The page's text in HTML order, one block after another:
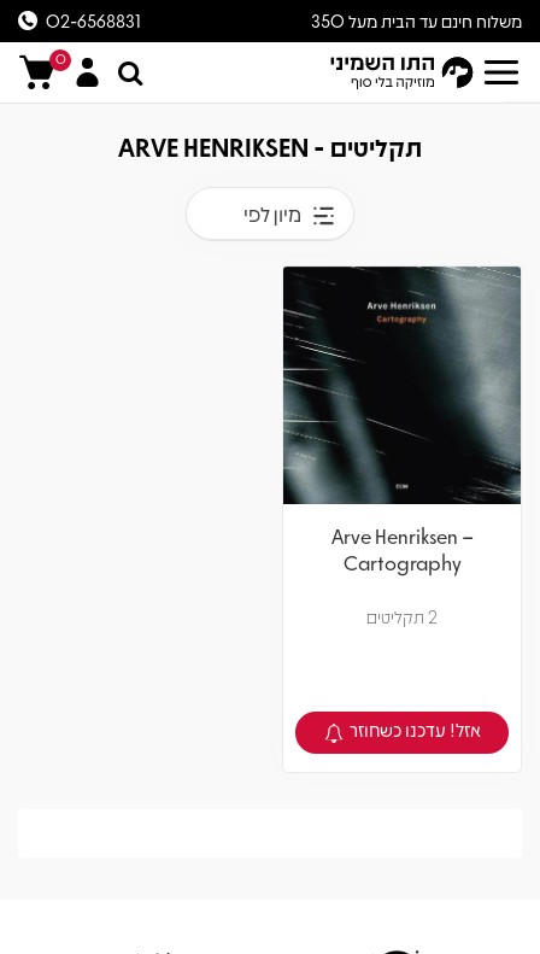
משלוח חינם עד הבית מעל 350
ש״ח
02-6568831
0
תקליטים - ARVE HENRIKSEN
מיון לפי
Arve Henriksen –
Cartography
2 תקליטים
צפיה במוצר
אזל! עדכנו כשחוזר